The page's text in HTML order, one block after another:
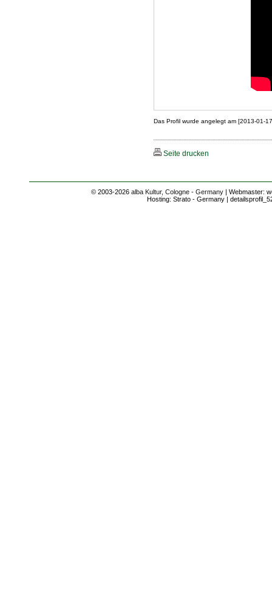
Das Profil wurde angelegt am [2013-01-
Seite drucken
© 2003-2026 alba Kultur, Cologne - Germany | Webmaster:
Hosting: Strato - Germany |